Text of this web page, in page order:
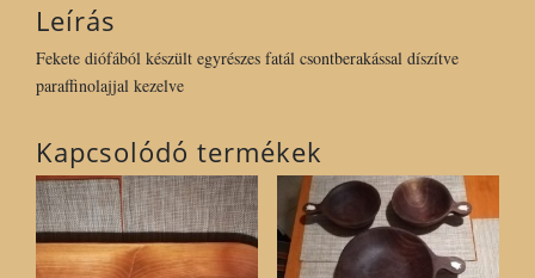
kezelve
mennyiség
Leírás
Fekete diófából készült egyrészes fatál csontberakással díszítve
paraffinolajjal kezelve
Kapcsolódó termékek